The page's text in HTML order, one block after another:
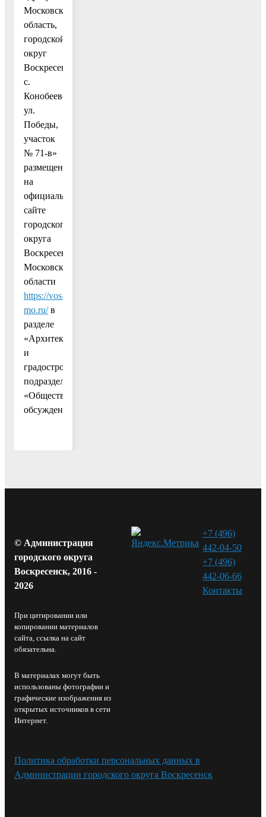
Московская
область,
городской
округ
Воскресенск,
с.
Конобеево,
ул.
Победы,
участок
№ 71-в»
размещены
на
официальном
сайте
городского
округа
Воскресенск
Московской
области
https://vos-
mo.ru/в
разделе
«Архитектура
и
градостроительство»,
подраздел
«Общественные
обсуждения».
© Администрация
городского округа
Воскресенск, 2016 -
2026
При цитировании или
копировании материалов
сайта, ссылка на сайт
обязательна.
В материалах могут быть
использованы фотографии и
графические изображения из
открытых источников в сети
Интернет.
+7 (496)
442-04-50
+7 (496)
442-06-66
Контакты⁠
Политика обработки персональных данных в
Администрации городского округа Воскресенск